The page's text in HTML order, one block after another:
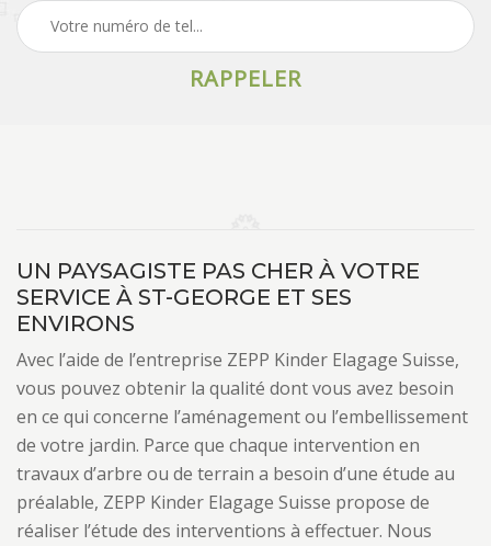
UN PAYSAGISTE PAS CHER À VOTRE
SERVICE À ST-GEORGE ET SES
ENVIRONS
Avec l’aide de l’entreprise ZEPP Kinder Elagage Suisse,
vous pouvez obtenir la qualité dont vous avez besoin
en ce qui concerne l’aménagement ou l’embellissement
de votre jardin. Parce que chaque intervention en
travaux d’arbre ou de terrain a besoin d’une étude au
préalable, ZEPP Kinder Elagage Suisse propose de
réaliser l’étude des interventions à effectuer. Nous